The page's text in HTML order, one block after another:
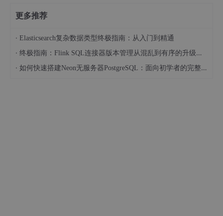
更多推荐
· Elasticsearch复杂数据类型终极指南：从入门到精通
· 终极指南：Flink SQL连接器版本管理从混乱到有序的升级之路
· 如何快速搭建Neon无服务器PostgreSQL：面向初学者的完整指南